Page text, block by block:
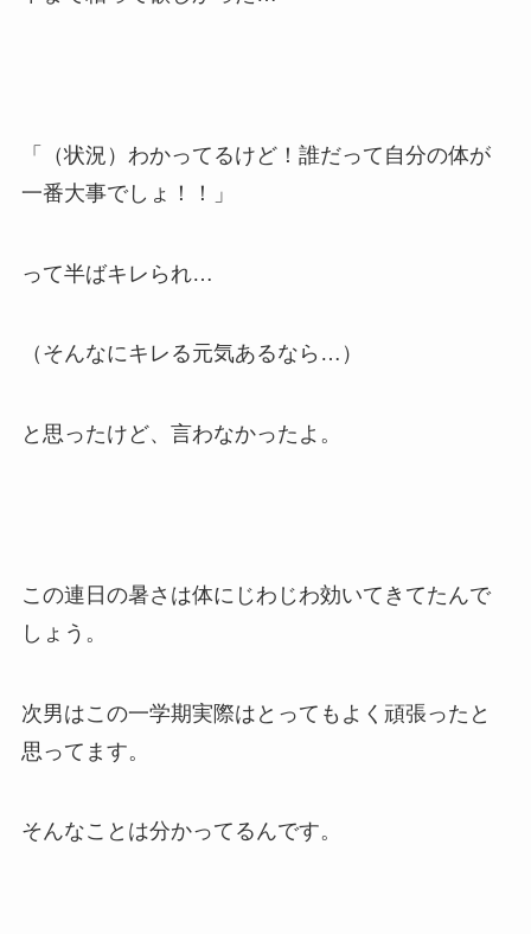
「（状況）わかってるけど！誰だって自分の体が
一番大事でしょ！！」
って半ばキレられ…
（そんなにキレる元気あるなら…）
と思ったけど、言わなかったよ。
この連日の暑さは体にじわじわ効いてきてたんで
しょう。
次男はこの一学期実際はとってもよく頑張ったと
思ってます。
そんなことは分かってるんです。